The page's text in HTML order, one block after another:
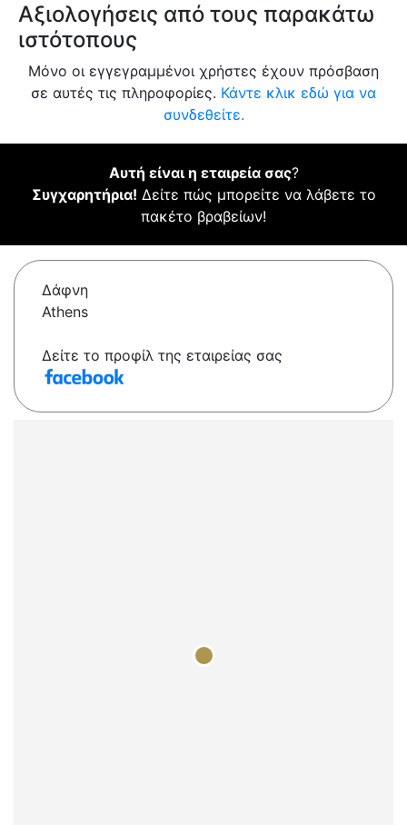
Αξιολογήσεις από τους παρακάτω
ιστότοπους
Μόνο οι εγγεγραμμένοι χρήστες έχουν πρόσβαση
σε αυτές τις πληροφορίες. Κάντε κλικ εδώ για να
συνδεθείτε.
Αυτή είναι η εταιρεία σας?
Συγχαρητήρια! Δείτε πώς μπορείτε να λάβετε το
πακέτο βραβείων!
Δάφνη
Athens
Δείτε το προφίλ της εταιρείας σας